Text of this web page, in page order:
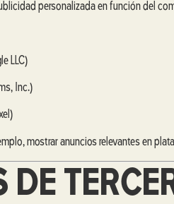
personalizada en función del
LLC)
Inc.)
mostrar anuncios relevantes en
DE